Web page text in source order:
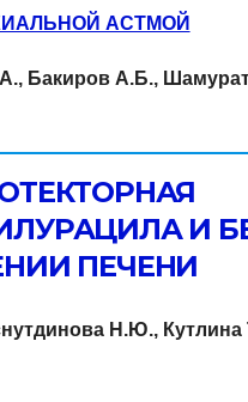
АСТМОЙ
Бакиров А.Б.,
И
ПЕЧЕНИ
Н.Ю., Кутлина